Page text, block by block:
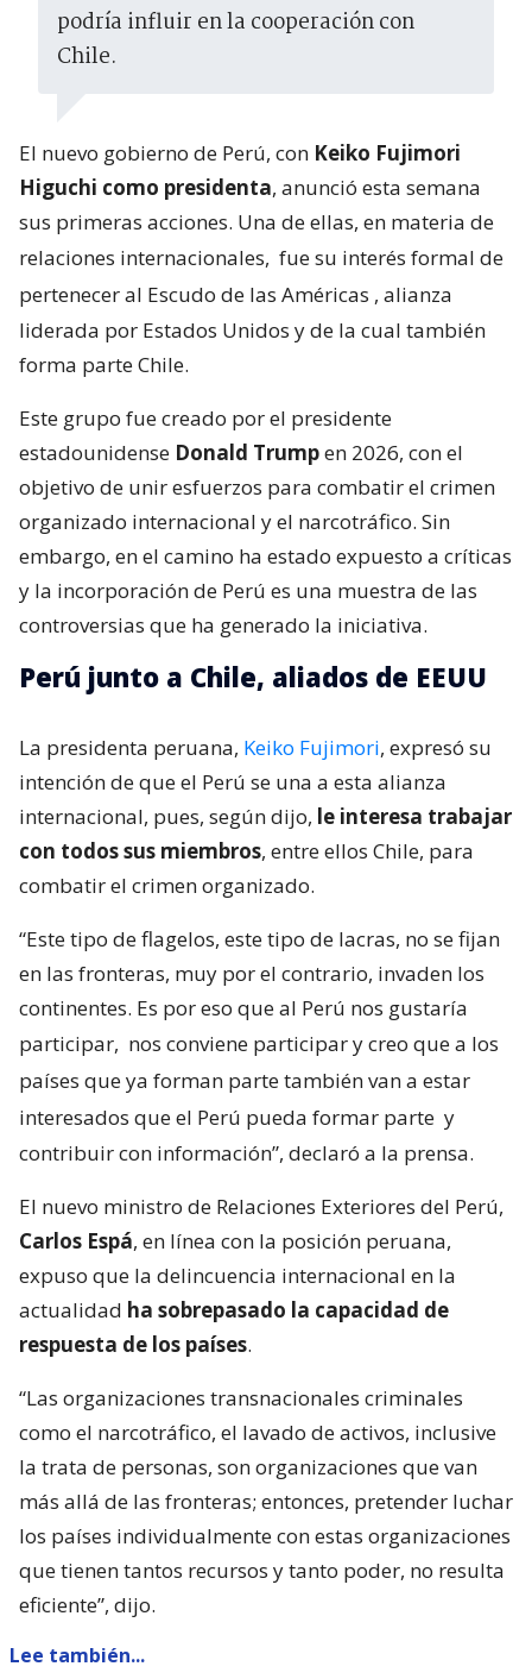
podría influir en la cooperación con
Chile.
El nuevo gobierno de Perú, con Keiko Fujimori
Higuchi como presidenta, anunció esta semana
sus primeras acciones. Una de ellas, en materia de
relaciones internacionales, fue su interés formal de
pertenecer al Escudo de las Américas , alianza
liderada por Estados Unidos y de la cual también
forma parte Chile.
Este grupo fue creado por el presidente
estadounidense Donald Trumpen 2026, con el
objetivo de unir esfuerzos para combatir el crimen
organizado internacional y el narcotráfico. Sin
embargo, en el camino ha estado expuesto a críticas
y la incorporación de Perú es una muestra de las
controversias que ha generado la iniciativa.
Perú junto a Chile, aliados de EEUU
La presidenta peruana, Keiko Fujimori, expresó su
intención de que el Perú se una a esta alianza
internacional, pues, según dijo, le interesa trabajar
con todos sus miembros, entre ellos Chile, para
combatir el crimen organizado.
“Este tipo de flagelos, este tipo de lacras, no se fijan
en las fronteras, muy por el contrario, invaden los
continentes. Es por eso que al Perú nos gustaría
participar, nos conviene participar y creo que a los
países que ya forman parte también van a estar
interesados que el Perú pueda formar parte y
contribuir con información”, declaró a la prensa.
El nuevo ministro de Relaciones Exteriores del Perú,
Carlos Espá, en línea con la posición peruana,
expuso que la delincuencia internacional en la
actualidad ha sobrepasado la capacidad de
respuesta de los países.
“Las organizaciones transnacionales criminales
como el narcotráfico, el lavado de activos, inclusive
la trata de personas, son organizaciones que van
más allá de las fronteras; entonces, pretender luchar
los países individualmente con estas organizaciones
que tienen tantos recursos y tanto poder, no resulta
eficiente”, dijo.
Lee también...